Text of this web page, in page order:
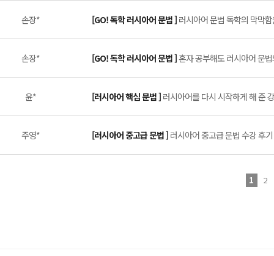
손장* [GO! 독학 러시아어 문법 ] 러시아어 문법 독학의 막막
손장* [GO! 독학 러시아어 문법 ]혼자 공부해도 러시아어 문
윤* [러시아어 핵심 문법 ] 러시아어를 다시 시작하게 해 준
주영* [러시아어 중고급 문법 ] 러시아어 중고급 문법 수강 후
1 2